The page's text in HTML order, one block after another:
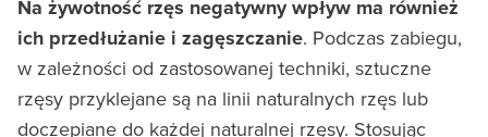
Na żywotność rzęs negatywny wpływ ma również
ich przedłużanie i zagęszczanie. Podczas zabiegu,
w zależności od zastosowanej techniki, sztuczne
rzęsy przyklejane są na linii naturalnych rzęs lub
doczepiane do każdej naturalnej rzęsy. Stosując